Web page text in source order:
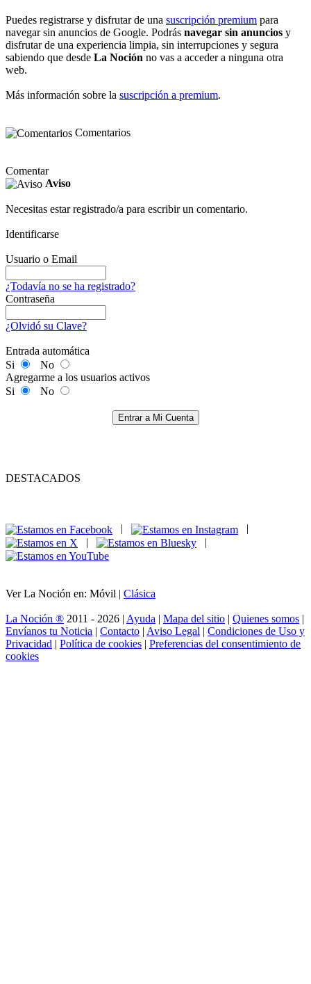
Puedes registrarse y disfrutar de una suscripción premium para
navegar sin anuncios de Google. Podrás navegar sin anuncios y
disfrutar de una experiencia limpia, sin interrupciones y segura
sabiendo que desde La Noción no vas a acceder a ninguna otra
web.
Más información sobre la suscripción a premium.
Comentarios
Comentar
Aviso
Necesitas estar registrado/a para escribir un comentario.
Identificarse
Usuario o Email
¿Todavía no se ha registrado?
Contraseña
¿Olvidó su Clave?
Entrada automática
Si
No
Agregarme a los usuarios activos
Si
No
Entrar a Mi Cuenta
DESTACADOS
|
|
Ver La Noción en: Móvil | Clásica
La Noción ® 2011 - 2026 | Ayuda | Mapa del sitio | Quienes somos |
Envíanos tu Noticia | Contacto | Aviso Legal | Condiciones de Uso y
Privacidad | Política de cookies | Preferencias del consentimiento de
cookies